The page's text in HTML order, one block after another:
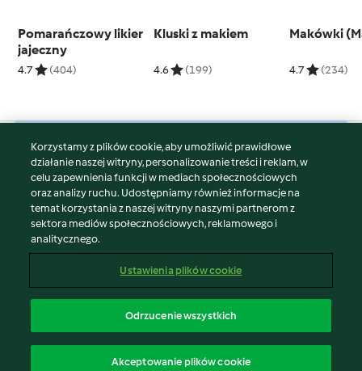
Pomarańczowy likier
jajeczny
4.7 (404)
Kluski z makiem
4.6 (199)
Makówki
4.7 (234)
© Copyright 2026
Warunki korzystania
Polityka prywatności
Disclaimer
Znak wydawcy
Zgłoś treść
Oświadczenie o dostępności
Korzystamy z plików cookie, aby umożliwić prawidłowe
działanie naszej witryny, personalizowanie treści i reklam, w
celu zapewnienia funkcji w mediach społecznościowych
oraz analizy ruchu. Udostępniamy również informacje na
temat korzystania z naszej witryny naszymi partnerom z
sektora mediów społecznościowych, reklamowego i
analitycznego.
Ustawienia plików cookie
Odrzucenie wszystkich
Akceptowanie plików cookie